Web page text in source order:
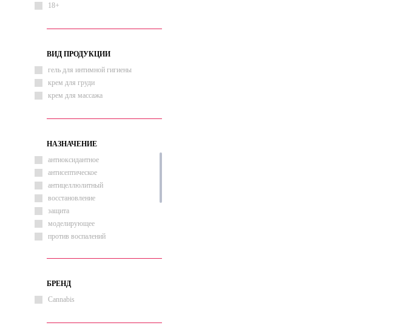
18+
ВИД ПРОДУКЦИИ
гель для интимной гигиены
крем для груди
крем для массажа
НАЗНАЧЕНИЕ
антиоксидантное
антисептическое
антицеллюлитный
восстановление
защита
моделирующее
против воспалений
увлажнение
укрепление
БРЕНД
Cannabis